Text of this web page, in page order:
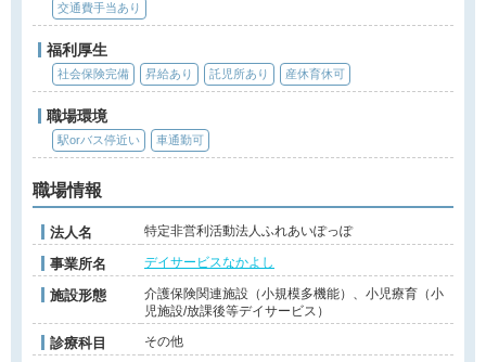
交通費手当あり
福利厚生
社会保険完備 昇給あり 託児所あり 産休育休可
職場環境
駅orバス停近い 車通勤可
職場情報
法人名 特定非営利活動法人ふれあいぽっぽ
事業所名 デイサービスなかよし
施設形態
介護保険関連施設（小規模多機能）、小児療育（小
児施設/放課後等デイサービス）
診療科目 その他